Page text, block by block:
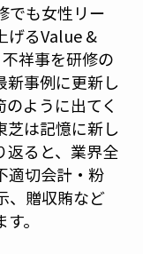
でも女性リー
げるValue &
祥事を研修の
新事例に更新し
ように出てく
芝は記憶に新し
返ると、業界全
適切会計・粉
、贈収賄など
。